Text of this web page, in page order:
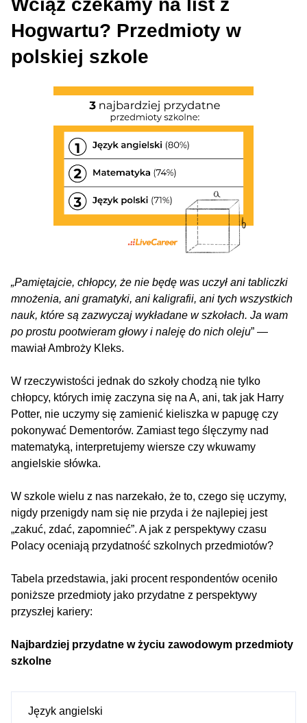
Wciąż czekamy na list z
Hogwartu? Przedmioty w
polskiej szkole
„Pamiętajcie, chłopcy, że nie będę was uczył ani tabliczki
mnożenia, ani gramatyki, ani kaligrafii, ani tych wszystkich
nauk, które są zazwyczaj wykładane w szkołach. Ja wam
po prostu pootwieram głowy i naleję do nich oleju” —
mawiał Ambroży Kleks.
W rzeczywistości jednak do szkoły chodzą nie tylko
chłopcy, których imię zaczyna się na A, ani, tak jak Harry
Potter, nie uczymy się zamienić kieliszka w papugę czy
pokonywać Dementorów. Zamiast tego ślęczymy nad
matematyką, interpretujemy wiersze czy wkuwamy
angielskie słówka.
W szkole wielu z nas narzekało, że to, czego się uczymy,
nigdy przenigdy nam się nie przyda i że najlepiej jest
„zakuć, zdać, zapomnieć”. A jak z perspektywy czasu
Polacy oceniają przydatność szkolnych przedmiotów?
Tabela przedstawia, jaki procent respondentów oceniło
poniższe przedmioty jako przydatne z perspektywy
przyszłej kariery:
Najbardziej przydatne w życiu zawodowym przedmioty
szkolne
Język angielski